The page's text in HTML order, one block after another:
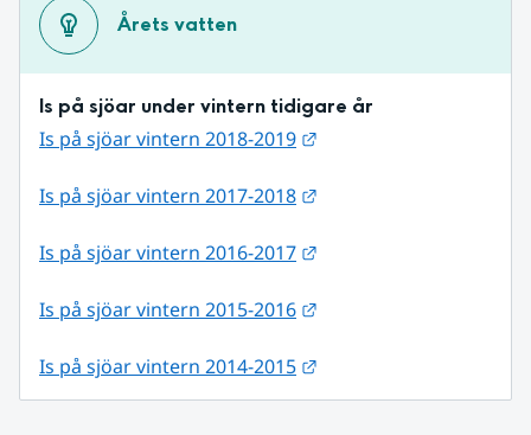
Årets vatten
Is på sjöar under vintern tidigare år
Is på sjöar vintern 2018-2019
Is på sjöar vintern 2017-2018
Is på sjöar vintern 2016-2017
Is på sjöar vintern 2015-2016
Is på sjöar vintern 2014-2015